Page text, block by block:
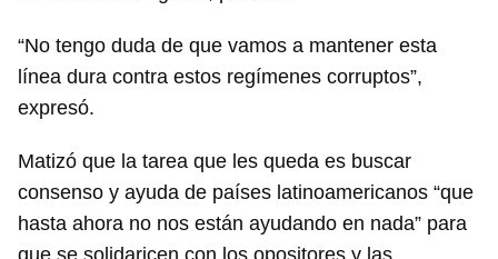
“No tengo duda de que vamos a mantener esta
línea dura contra estos regímenes corruptos”,
expresó.
Matizó que la tarea que les queda es buscar
consenso y ayuda de países latinoamericanos “que
hasta ahora no nos están ayudando en nada” para